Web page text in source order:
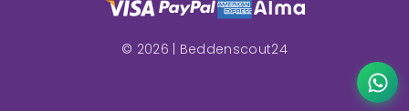
© 2026 | Beddenscout24